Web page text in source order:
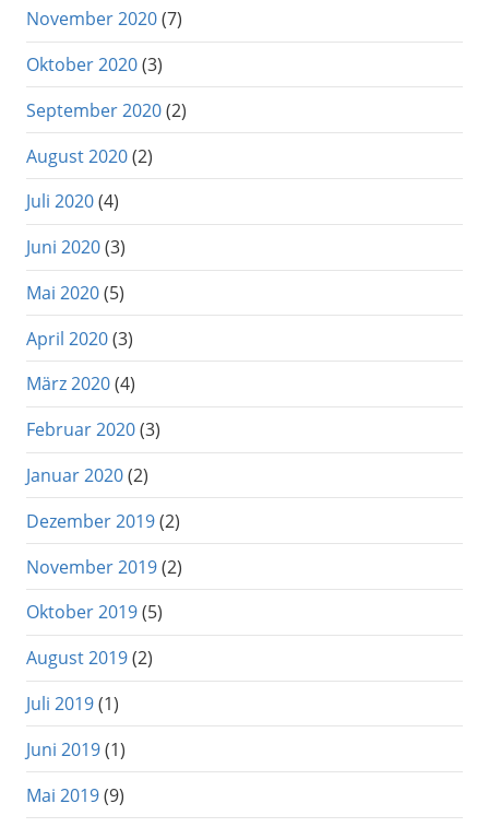
November 2020(7)
Oktober 2020(3)
September 2020(2)
August 2020(2)
Juli 2020(4)
Juni 2020(3)
Mai 2020(5)
April 2020(3)
März 2020(4)
Februar 2020(3)
Januar 2020(2)
Dezember 2019(2)
November 2019(2)
Oktober 2019(5)
August 2019(2)
Juli 2019(1)
Juni 2019(1)
Mai 2019(9)